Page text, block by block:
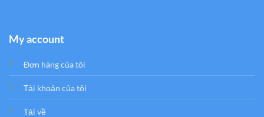
My account
Đơn hàng của tôi
Tải khoản của tôi
Tải về